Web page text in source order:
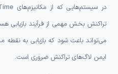
تراکنش بخش مهمی از فرآیند بازیابی
می‌تواند باعث شود که بازیابی به نقطه
ایمن لاگ‌های تراکنش ضروری است.